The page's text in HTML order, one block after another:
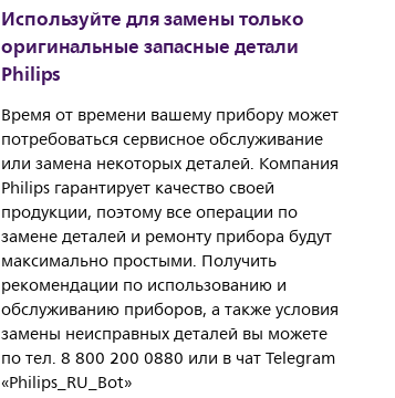
Используйте для замены только
оригинальные запасные детали
Philips
Время от времени вашему прибору может
потребоваться сервисное обслуживание
или замена некоторых деталей. Компания
Philips гарантирует качество своей
продукции, поэтому все операции по
замене деталей и ремонту прибора будут
максимально простыми. Получить
рекомендации по использованию и
обслуживанию приборов, а также условия
замены неисправных деталей вы можете
по тел. 8 800 200 0880 или в чат Telegram
«Philips_RU_Bot»